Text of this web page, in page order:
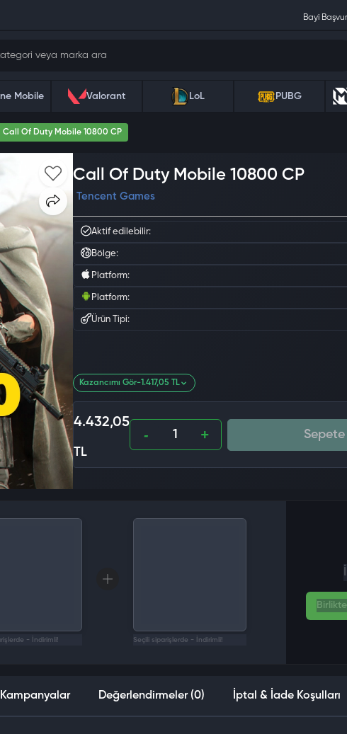
Bayi
Mobile Valorant LoL PUBG
Call Of Duty Mobile 10800 CP
Call Of Duty Mobile 10800 CP
Tencent Games
Aktif edilebilir:
Bölge:
Platform:
Platform:
Ürün Tipi:
Kazancımı Gör-1.417,05 TL
4.432,05
TL
Sepete
- İndirimli! Seçili siparişlerde - İndirimli!
Kampanyalar Değerlendirmeler (0) İptal & İade Koşulları